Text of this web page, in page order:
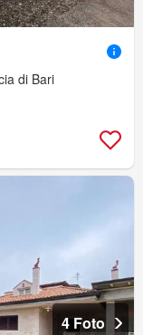
di Bari
4 Foto